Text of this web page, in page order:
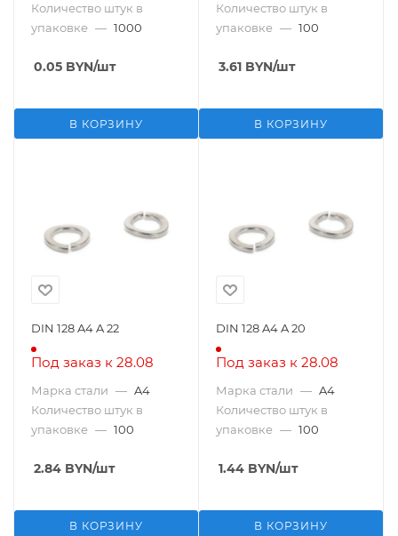
Количество штук в
упаковке — 1000
0.05 BYN/шт
В КОРЗИНУ
Количество штук в
упаковке — 100
3.61 BYN/шт
В КОРЗИНУ
DIN 128 A4 A 22
Под заказ к 28.08
Марка стали — A4
Количество штук в
упаковке — 100
2.84 BYN/шт
В КОРЗИНУ
DIN 128 A4 A 20
Под заказ к 28.08
Марка стали — A4
Количество штук в
упаковке — 100
1.44 BYN/шт
В КОРЗИНУ